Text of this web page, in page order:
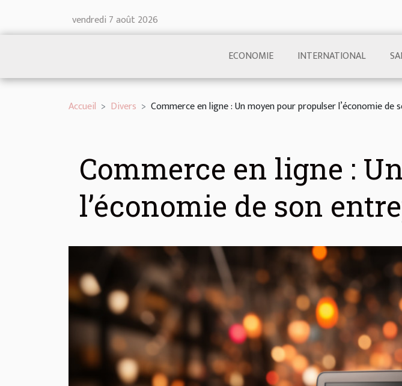
vendredi 7 août 2026
ECONOMIE INTERNATIONAL
Accueil Divers Commerce en ligne : Un moyen pour propulser l’économie de
Commerce en ligne :
l’économie de son